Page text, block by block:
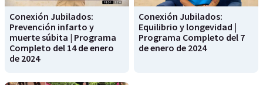
Conexión Jubilados:
Prevención infarto y
muerte súbita | Programa
Completo del 14 de enero
de 2024
Conexión Jubilados:
Equilibrio y longevidad |
Programa Completo del 7
de enero de 2024